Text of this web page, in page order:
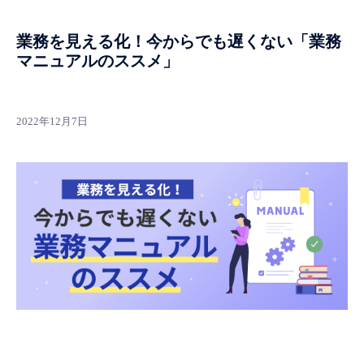
業務を見える化！今からでも遅くない「業務
マニュアルのススメ」
2022年12月7日